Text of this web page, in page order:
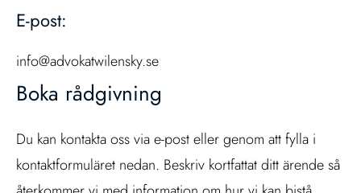
E-post:
info@advokatwilensky.se
Boka rådgivning
Du kan kontakta oss via e-post eller genom att fylla i
kontaktformuläret nedan. Beskriv kortfattat ditt ärende så